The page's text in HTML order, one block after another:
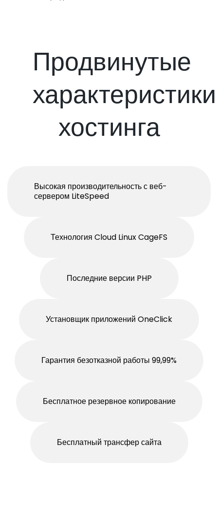
Продвинутые
характеристики
хостинга
Высокая производительность с веб-
сервером LiteSpeed
Технология Cloud Linux CageFS
Последние версии PHP
Установщик приложений OneClick
Гарантия безотказной работы 99,99%
Бесплатное резервное копирование
Бесплатный трансфер сайта